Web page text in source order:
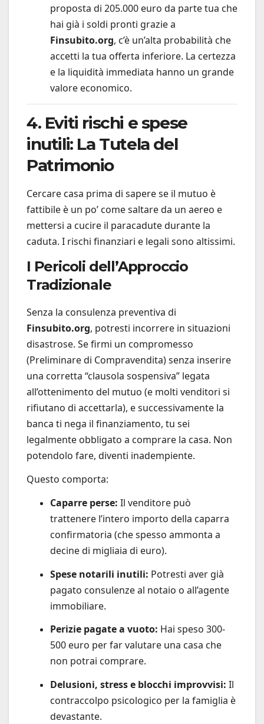
proposta di 205.000 euro da parte tua che
hai già i soldi pronti grazie a
Finsubito.org, c’è un’alta probabilità che
accetti la tua offerta inferiore. La certezza
e la liquidità immediata hanno un grande
valore economico.
4. Eviti rischi e spese
inutili: La Tutela del
Patrimonio
Cercare casa prima di sapere se il mutuo è
fattibile è un po’ come saltare da un aereo e
mettersi a cucire il paracadute durante la
caduta. I rischi finanziari e legali sono altissimi.
I Pericoli dell’Approccio
Tradizionale
Senza la consulenza preventiva di
Finsubito.org, potresti incorrere in situazioni
disastrose. Se firmi un compromesso
(Preliminare di Compravendita) senza inserire
una corretta “clausola sospensiva” legata
all’ottenimento del mutuo (e molti venditori si
rifiutano di accettarla), e successivamente la
banca ti nega il finanziamento, tu sei
legalmente obbligato a comprare la casa. Non
potendolo fare, diventi inadempiente.
Questo comporta:
Caparre perse: Il venditore può
trattenere l’intero importo della caparra
confirmatoria (che spesso ammonta a
decine di migliaia di euro).
Spese notarili inutili: Potresti aver già
pagato consulenze al notaio o all’agente
immobiliare.
Perizie pagate a vuoto: Hai speso 300-
500 euro per far valutare una casa che
non potrai comprare.
Delusioni, stress e blocchi improvvisi: Il
contraccolpo psicologico per la famiglia è
devastante.